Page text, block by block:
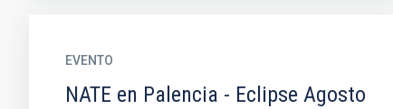
EVENTO
NATE en Palencia - Eclipse Agosto